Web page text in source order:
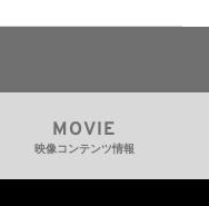
MOVIE
映像コンテンツ情報